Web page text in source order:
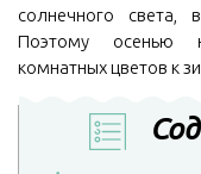
солнечного света,
Поэтому осенью
комнатных цветов к